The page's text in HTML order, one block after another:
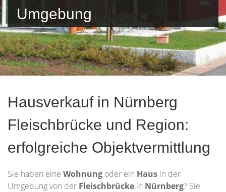
Umgebung
Hausverkauf in Nürnberg
Fleischbrücke und Region:
erfolgreiche Objektvermittlung
Sie haben eine Wohnung oder ein Haus in der
Umgebung von der Fleischbrücke in Nürnberg? Sie